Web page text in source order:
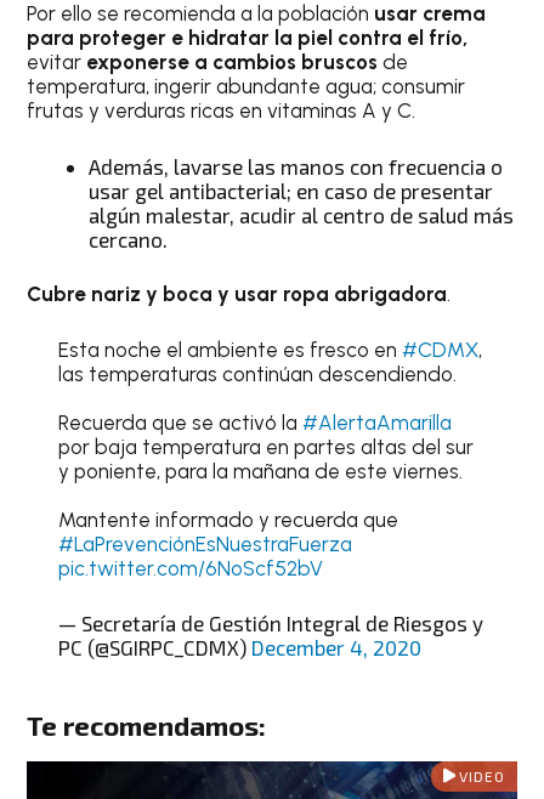
Por ello se recomienda a la población usar crema
para proteger e hidratar la piel contra el frío,
evitar exponerse a cambios bruscosde
temperatura, ingerir abundante agua; consumir
frutas y verduras ricas en vitaminas A y C.
Además, lavarse las manos con frecuencia o
usar gel antibacterial; en caso de presentar
algún malestar, acudir al centro de salud más
cercano.
Cubre nariz y boca y usar ropa abrigadora.
Esta noche el ambiente es fresco en #CDMX,
las temperaturas continúan descendiendo.
Recuerda que se activó la #AlertaAmarilla
por baja temperatura en partes altas del sur
y poniente, para la mañana de este viernes.
Mantente informado y recuerda que
#LaPrevenciónEsNuestraFuerza
pic.twitter.com/6NoScf52bV
— Secretaría de Gestión Integral de Riesgos y
PC (@SGIRPC_CDMX) December 4, 2020
Te recomendamos:
VIDEO